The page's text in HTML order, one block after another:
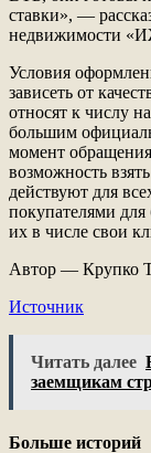
ставки», —
недвижимости
Условия
зависеть от
относят к числу
большим
момент обращения
возможность
действуют для
покупателями
их в числе свои
Автор — Крупко
Источник
Читать далее
заемщикам
Больше историй